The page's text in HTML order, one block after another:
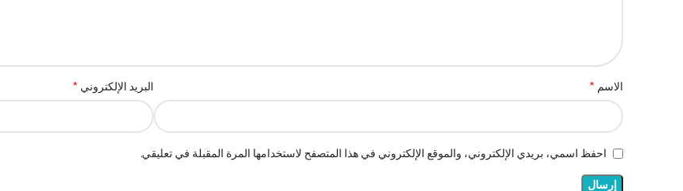
الاسم * البريد الإلكتروني *
احفظ اسمي، بريدي الإلكتروني، والموقع الإلكتروني في هذا المتصفح لاستخدامها المرة المقبلة في تعليقي.